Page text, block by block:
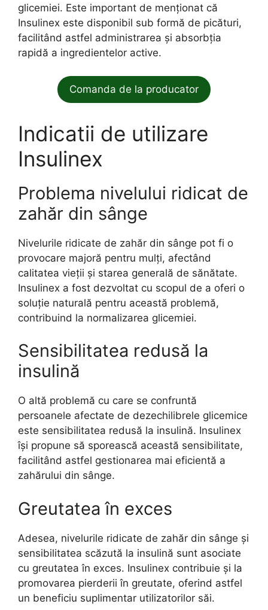
glicemiei. Este important de menționat că
Insulinex este disponibil sub formă de picături,
facilitând astfel administrarea și absorbția
rapidă a ingredientelor active.
Comanda de la producator
Indicatii de utilizare
Insulinex
Problema nivelului ridicat de
zahăr din sânge
Nivelurile ridicate de zahăr din sânge pot fi o
provocare majoră pentru mulți, afectând
calitatea vieții și starea generală de sănătate.
Insulinex a fost dezvoltat cu scopul de a oferi o
soluție naturală pentru această problemă,
contribuind la normalizarea glicemiei.
Sensibilitatea redusă la
insulină
O altă problemă cu care se confruntă
persoanele afectate de dezechilibrele glicemice
este sensibilitatea redusă la insulină. Insulinex
își propune să sporească această sensibilitate,
facilitând astfel gestionarea mai eficientă a
zahărului din sânge.
Greutatea în exces
Adesea, nivelurile ridicate de zahăr din sânge și
sensibilitatea scăzută la insulină sunt asociate
cu greutatea în exces. Insulinex contribuie și la
promovarea pierderii în greutate, oferind astfel
un beneficiu suplimentar utilizatorilor săi.